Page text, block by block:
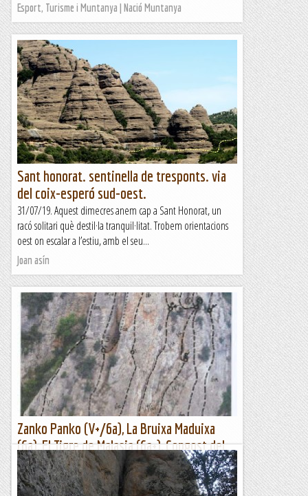
Esport, Turisme i Muntanya | Nació Muntanya
Sant honorat. sentinella de tresponts. via
del coix-esperó sud-oest.
31/07/19. Aquest dimecres anem cap a Sant Honorat, un
racó solitari què destil·la tranquil·litat. Trobem orientacions
oest on escalar a l’estiu, amb el seu...
Joan asín
Zanko Panko (V+/6a), La Bruixa Maduixa
(6a), El Tigre de Malasia (6a+), Congost del
Regué, Baldellou
Més d'un mes recuperant-me d'un parell de fractures per